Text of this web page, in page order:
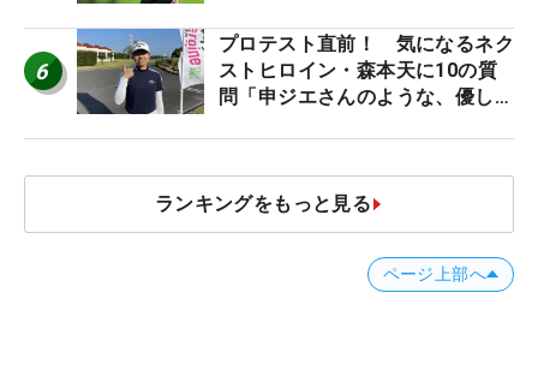
6
プロテスト直前！ 気になるネク
ストヒロイン・森本天に10の質
問「申ジエさんのような、優しく
ランキングをもっと見る
ページ上部へ